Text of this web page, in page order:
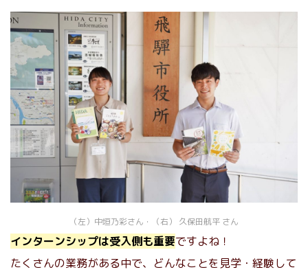
（左）中垣乃彩さん・（右） 久保田航平 さん
インターンシップは受入側も重要ですよね！
たくさんの業務がある中で、どんなことを見学・経験して